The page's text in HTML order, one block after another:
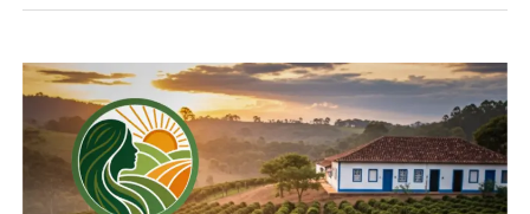
sustentação consistente, diante de uma demanda
*Cepea
Compartilhe isso: